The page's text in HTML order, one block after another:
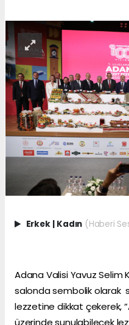
Erkek | Kadın (Haberi
Adana Valisi Yavuz Selim
salonda sembolik olarak
lezzetine dikkat çekerek,
üzerinde sunulabilecek